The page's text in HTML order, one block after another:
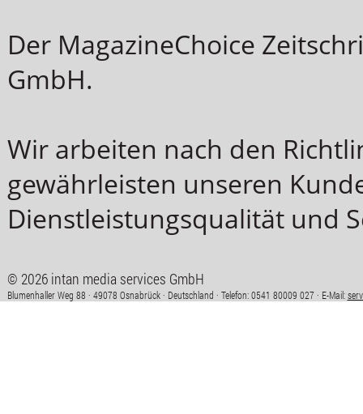
Der MagazineChoice
GmbH.
Wir arbeiten nach den
gewährleisten unseren
Dienstleistungsqualität und
© 2026 intan media services GmbH
Blumenhaller Weg 88 · 49078 Osnabrück · Deutschland · Telefon: 0541 80009 027 · E-Mail: